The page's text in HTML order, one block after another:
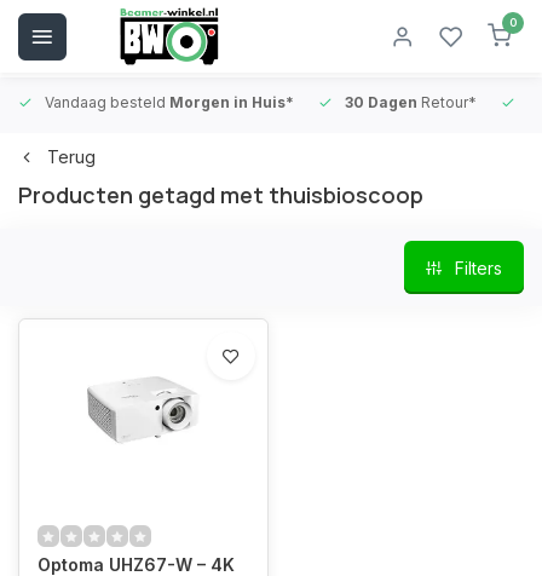
0
Vandaag besteld Morgen in Huis* 30 Dagen Retour*
Terug
Producten getagd met thuisbioscoop
Filters
Optoma UHZ67-W – 4K